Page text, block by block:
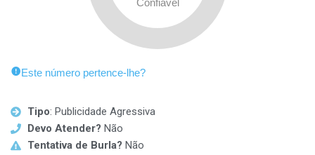
Confiável
Este número pertence-lhe?
Tipo: Publicidade Agressiva
Devo Atender? Não
Tentativa de Burla? Não